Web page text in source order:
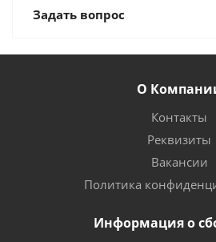
Задать вопрос
О
Контакты
Реквизиты
Вакансии
Политика
Информация о